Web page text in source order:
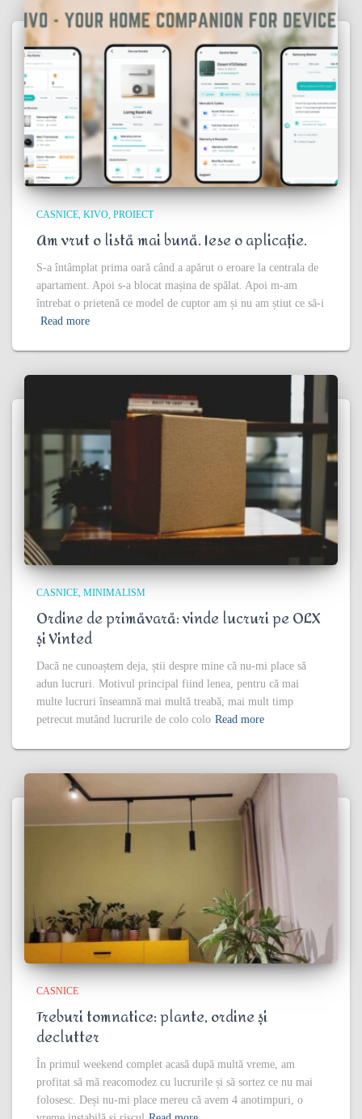
CASNICE KIVO PROIECT
Am vrut o listă mai bună. Iese o aplicație.
S-a întâmplat prima oară când a apărut o eroare la centrala de
apartament. Apoi s-a blocat mașina de spălat. Apoi m-am
întrebat o prietenă ce model de cuptor am și nu am știut ce să-i
Read more
CASNICE MINIMALISM
Ordine de primăvară: vinde lucruri pe OLX
și Vinted
Dacă ne cunoaștem deja, știi despre mine că nu-mi place să
adun lucruri. Motivul principal fiind lenea, pentru că mai
multe lucruri înseamnă mai multă treabă, mai mult timp
petrecut mutând lucrurile de colo colo Read more
CASNICE
Treburi tomnatice: plante, ordine și
declutter
În primul weekend complet acasă după multă vreme, am
profitat să mă reacomodez cu lucrurile și să sortez ce nu mai
folosesc. Deși nu-mi place mereu că avem 4 anotimpuri, o